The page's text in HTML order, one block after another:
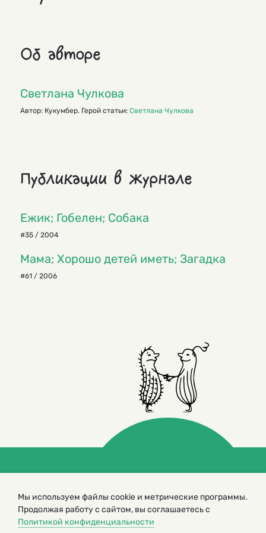
Об авторе
Светлана Чулкова
Автор: Кукумбер. Герой статьи: Светлана Чулкова
Публикации в журнале
Ежик; Гобелен; Собака
#35 / 2004
Мама; Хорошо детей иметь; Загадка
#61 / 2006
Копирование материалов возможно только с разрешения редакторов
сайта
Политика конфиденциальности
Мы используем файлы cookie и метрические программы.
Продолжая работу с сайтом, вы соглашаетесь с
Политикой конфиденциальности